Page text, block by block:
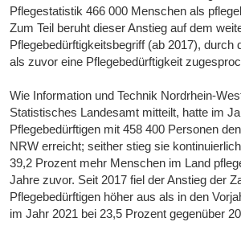
Pflegestatistik 466 000 Menschen als
Zum Teil beruht dieser Anstieg auf dem
Pflegebedürftigkeitsbegriff (ab 2017), durch
als zuvor eine Pflegebedürftigkeit
Wie Information und Technik Nordrhein-
Statistisches Landesamt mitteilt, hatte im
Pflegebedürftigen mit 458 400 Personen
NRW erreicht; seither stieg sie
39,2 Prozent mehr Menschen im Land
Jahre zuvor. Seit 2017 fiel der Anstieg der
Pflegebedürftigen höher aus als in den
im Jahr 2021 bei 23,5 Prozent gegenüber